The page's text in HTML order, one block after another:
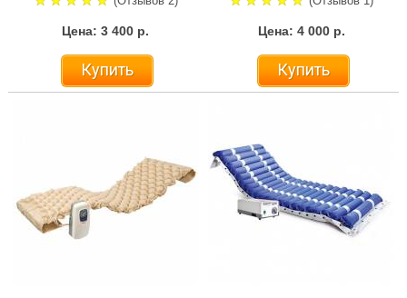
Цена: 3 400 р.
Купить
Цена: 4 000 р.
Купить